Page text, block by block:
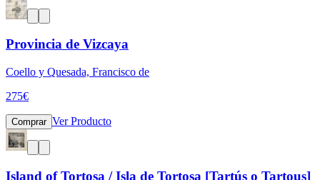
Provincia de Vizcaya
Coello y Quesada, Francisco de
275€
Comprar Ver Producto
Island of Tortosa / Isla de Tortosa [Tartús o Tartous]